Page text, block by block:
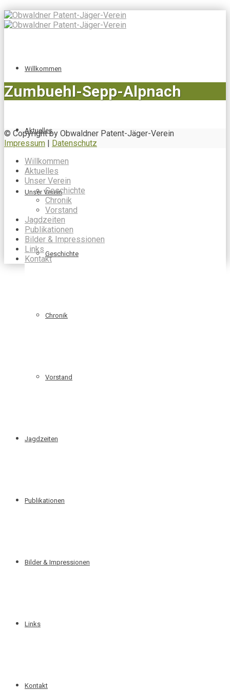
Willkommen
Aktuelles
Unser Verein
Geschichte
Chronik
Vorstand
Jagdzeiten
Publikationen
Bilder & Impressionen
Links
Kontakt
Zumbuehl-Sepp-Alpnach
© Copyright by Obwaldner Patent-Jäger-Verein
Impressum
Datenschutz
Willkommen
Aktuelles
Unser Verein
Geschichte
Chronik
Vorstand
Jagdzeiten
Publikationen
Bilder & Impressionen
Links
Kontakt